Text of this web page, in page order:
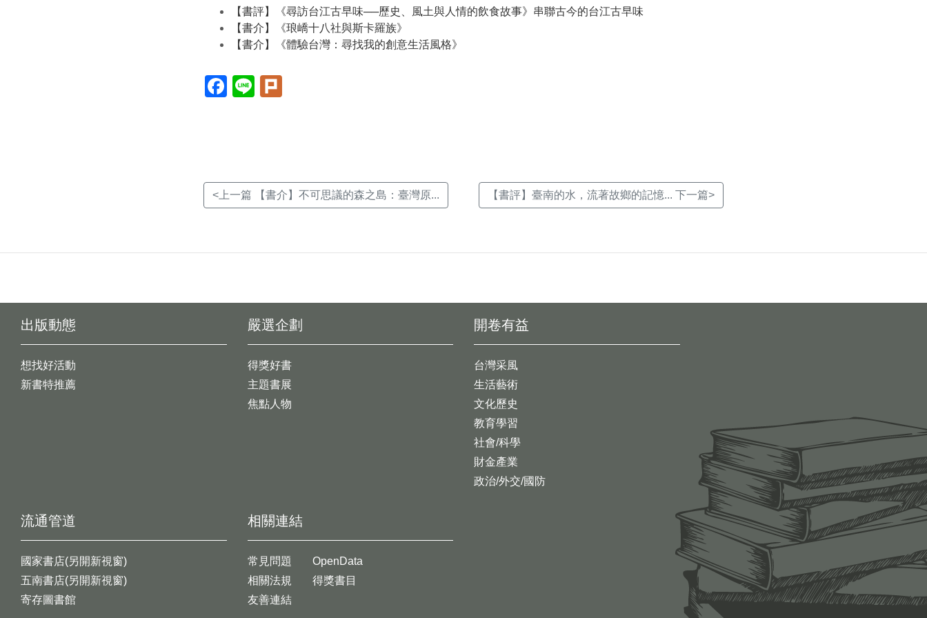
【書評】《尋訪台江古早味──歷史、風土與人情的飲食故事》串聯古今的台江古早味
【書介】《琅嶠十八社與斯卡羅族》
【書介】《體驗台灣：尋找我的創意生活風格》
Facebook(另
開
Line(另
開
<上一篇 【書介】不可思議的森之島：臺灣原... 【書評】臺南的水，流著故鄉的記憶... 下一篇>
出版動態
想找好活動
新書特推薦
開卷有益
台灣采風
生活藝術
文化歷史
教育學習
社會/科學
財金產業
政治/外交/國防
嚴選企劃
得獎好書
主題書展
焦點人物
流通管道
國家書店(另開新視窗)
五南書店(另開新視窗)
寄存圖書館
相關連結
常見問題
相關法規
友善連結
OpenData
得獎書目